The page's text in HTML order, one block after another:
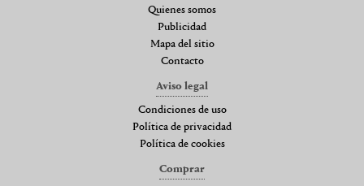
Quienes somos
Publicidad
Mapa del sitio
Contacto
Aviso legal
Condiciones de uso
Política de privacidad
Política de cookies
Comprar